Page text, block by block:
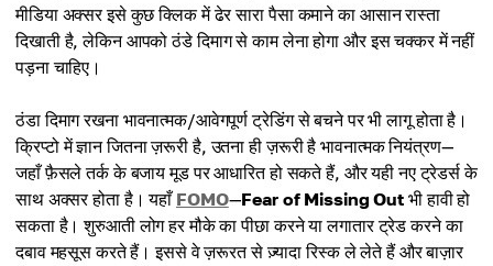
मीडिया अक्सर इसे कुछ क्लिक में ढेर सारा पैसा कमाने का आसान रास्ता
दिखाती है, लेकिन आपको ठंडे दिमाग से काम लेना होगा और इस चक्कर में नहीं
पड़ना चाहिए।
ठंडा दिमाग रखना भावनात्मक/आवेगपूर्ण ट्रेडिंग से बचने पर भी लागू होता है।
क्रिप्टो में ज्ञान जितना ज़रूरी है, उतना ही ज़रूरी है भावनात्मक नियंत्रण—
जहाँ फ़ैसले तर्क के बजाय मूड पर आधारित हो सकते हैं, और यही नए ट्रेडर्स के
साथ अक्सर होता है। यहाँ FOMO—Fear of Missing Out भी हावी हो
सकता है। शुरुआती लोग हर मौके का पीछा करने या लगातार ट्रेड करने का
दबाव महसूस करते हैं। इससे वे ज़रूरत से ज़्यादा रिस्क ले लेते हैं और बाज़ार